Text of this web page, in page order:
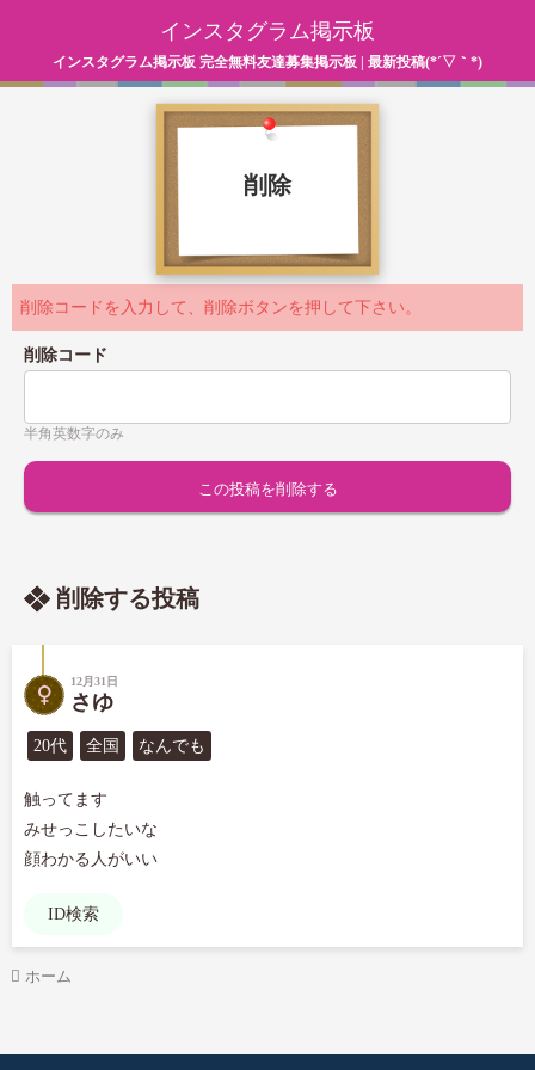
インスタグラム掲示板
インスタグラム掲示板 完全無料友達募集掲示板 | 最新投稿(*´▽｀*)
削除
削除コードを入力して、削除ボタンを押して下さい。
削除コード
半角英数字のみ
削除する投稿
12月31日
さゆ
20代 全国 なんでも
触ってます
みせっこしたいな
顔わかる人がいい
ID検索
ホーム